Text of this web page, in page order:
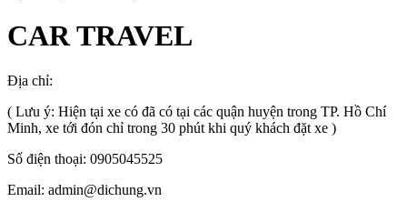
CAR TRAVEL
Địa chỉ:
( Lưu ý: Hiện tại xe có đã có tại các quận huyện trong TP. Hồ Chí
Minh, xe tới đón chỉ trong 30 phút khi quý khách đặt xe )
Số điện thoại: 0905045525
Email: admin@dichung.vn